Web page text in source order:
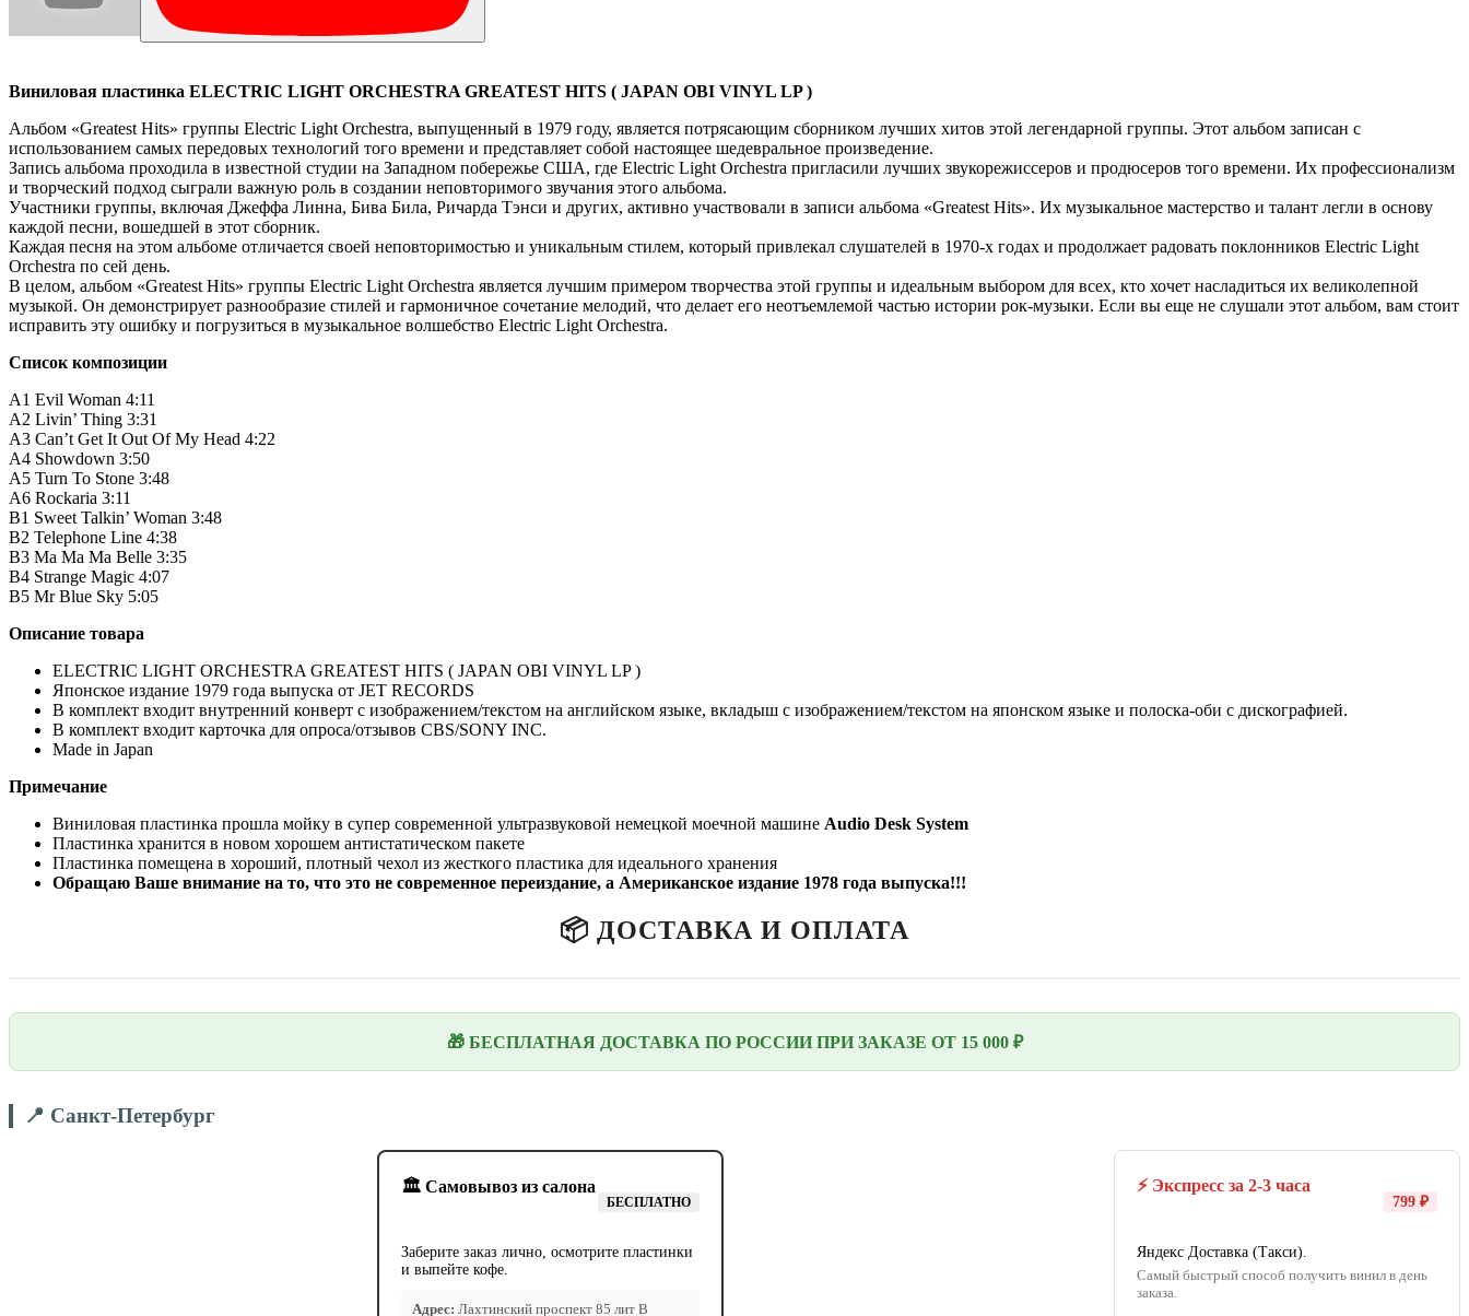
Виниловая пластинка ELECTRIC LIGHT ORCHESTRA GREATEST HITS ( JAPAN OBI VINYL LP )
Альбом «Greatest Hits» группы Electric Light Orchestra, выпущенный в 1979 году, является потрясающим сборником лучших хитов этой легендарной группы. Этот альбом записан с
использованием самых передовых технологий того времени и представляет собой настоящее шедевральное произведение.
Запись альбома проходила в известной студии на Западном побережье США, где Electric Light Orchestra пригласили лучших звукорежиссеров и продюсеров того времени. Их профессионализм
и творческий подход сыграли важную роль в создании неповторимого звучания этого альбома.
Участники группы, включая Джеффа Линна, Бива Била, Ричарда Тэнси и других, активно участвовали в записи альбома «Greatest Hits». Их музыкальное мастерство и талант легли в основу
каждой песни, вошедшей в этот сборник.
Каждая песня на этом альбоме отличается своей неповторимостью и уникальным стилем, который привлекал слушателей в 1970-х годах и продолжает радовать поклонников Electric Light
Orchestra по сей день.
В целом, альбом «Greatest Hits» группы Electric Light Orchestra является лучшим примером творчества этой группы и идеальным выбором для всех, кто хочет насладиться их великолепной
музыкой. Он демонстрирует разнообразие стилей и гармоничное сочетание мелодий, что делает его неотъемлемой частью истории рок-музыки. Если вы еще не слушали этот альбом, вам стоит
исправить эту ошибку и погрузиться в музыкальное волшебство Electric Light Orchestra.
Список композиции
A1 Evil Woman 4:11
A2 Livin’ Thing 3:31
A3 Can’t Get It Out Of My Head 4:22
A4 Showdown 3:50
A5 Turn To Stone 3:48
A6 Rockaria 3:11
B1 Sweet Talkin’ Woman 3:48
B2 Telephone Line 4:38
B3 Ma Ma Ma Belle 3:35
B4 Strange Magic 4:07
B5 Mr Blue Sky 5:05
Описание товара
ELECTRIC LIGHT ORCHESTRA GREATEST HITS ( JAPAN OBI VINYL LP )
Японское издание 1979 года выпуска от JET RECORDS
В комплект входит внутренний конверт с изображением/текстом на английском языке, вкладыш с изображением/текстом на японском языке и полоска-оби с дискографией.
В комплект входит карточка для опроса/отзывов CBS/SONY INC.
Made in Japan
Примечание
Виниловая пластинка прошла мойку в супер современной ультразвуковой немецкой моечной машине Audio Desk System
Пластинка хранится в новом хорошем антистатическом пакете
Пластинка помещена в хороший, плотный чехол из жесткого пластика для идеального хранения
Обращаю Ваше внимание на то, что это не современное переиздание, а Американское издание 1978 года выпуска!!!
📦 ДОСТАВКА И ОПЛАТА
🎁 БЕСПЛАТНАЯ ДОСТАВКА ПО РОССИИ ПРИ ЗАКАЗЕ ОТ 15 000 ₽
📍 Санкт-Петербург
🏛️ Самовывоз из салона
БЕСПЛАТНО
Заберите заказ лично, осмотрите пластинки
и выпейте кофе.
Адрес: Лахтинский проспект 85 лит В
⚡ Экспресс за 2-3 часа
799 ₽
Яндекс Доставка (Такси).
Самый быстрый способ получить винил в день
заказа.